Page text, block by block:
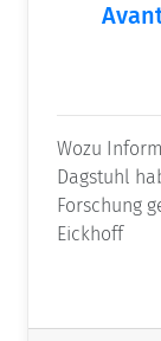
Wozu
Dagstuhl
Forschung
Eickhoff